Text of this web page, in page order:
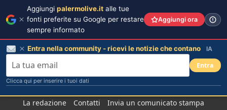
La redazione Contatti
Invia un comunicato stampa
Aggiungi palermolive.it alle tue
fonti preferite su Google per restare
sempre informato
Aggiungi ora
Entra nella community - ricevi le notizie che contano IA
Entra
Clicca qui per inserire i tuoi dati